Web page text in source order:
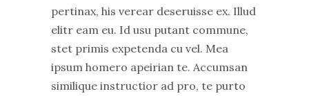
pertinax, his verear deseruisse ex. Illud
elitr eam eu. Id usu putant commune,
stet primis expetenda cu vel. Mea
ipsum homero apeirian te. Accumsan
similique instructior ad pro, te purto